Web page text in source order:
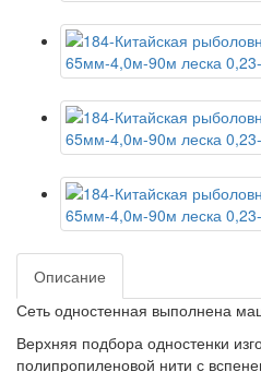
Описание
Сеть одностенная выполнена
Верхняя подбора одностенки
полипропиленовой нити с